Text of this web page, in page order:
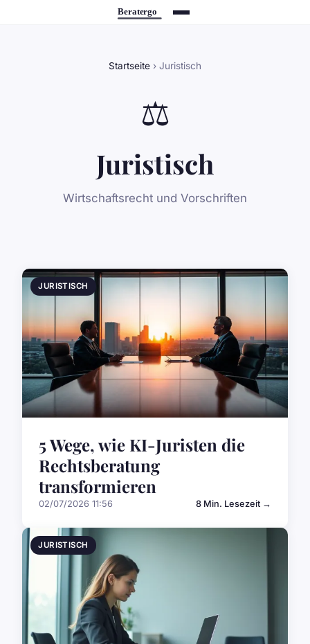
Startseite › Juristisch
⚖️
Juristisch
Wirtschaftsrecht und Vorschriften
JURISTISCH
5 Wege, wie KI-Juristen die
Rechtsberatung
transformieren
02/07/2026 11:56 8 Min. Lesezeit →
JURISTISCH